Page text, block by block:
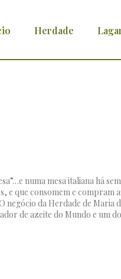
Herdade
com
numa mesa italiana há
e que consomem e compram
da Herdade de Maria
de azeite do Mundo e um